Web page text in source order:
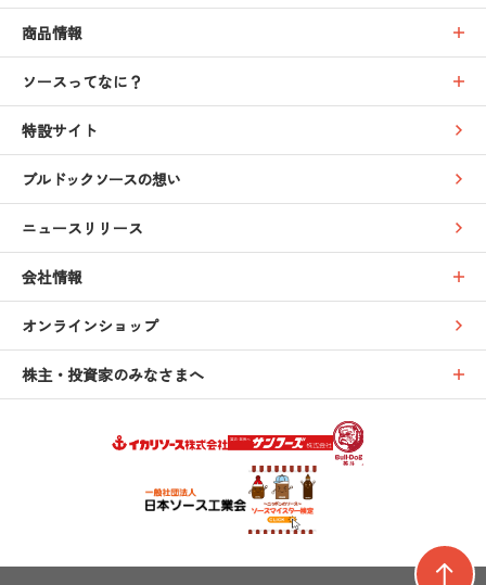
商品情報
ソースってなに？
特設サイト
ブルドックソースの想い
ニュースリリース
会社情報
オンラインショップ
株主・投資家のみなさまへ